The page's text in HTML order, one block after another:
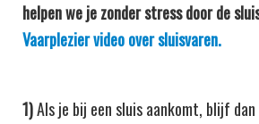
helpen we je zonder stress door de
Vaarplezier video over sluisvaren.
1)Als je bij een sluis aankomt, blijf